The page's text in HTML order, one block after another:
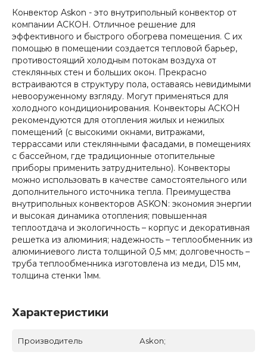
Конвектор Askon - это внутрипольный конвектор от
компании АСКОН. Отличное решение для
эффективного и быстрого обогрева помещения. С их
помощью в помещении создается тепловой барьер,
противостоящий холодным потокам воздуха от
стеклянных стен и больших окон. Прекрасно
встраиваются в структуру пола, оставаясь невидимыми
невооруженному взгляду. Могут применяться для
холодного кондиционирования. Конвекторы АСКОН
рекомендуются для отопления жилых и нежилых
помещений (с высокими окнами, витражами,
террассами или стеклянными фасадами, в помещениях
с бассейном, где традиционные отопительные
приборы применить затруднительно). Конвекторы
можно использовать в качестве самостоятельного или
дополнительного источника тепла. Преимущества
внутрипольных конвекторов ASKON: экономия энергии
и высокая динамика отопления; повышенная
теплоотдача и экологичность – корпус и декоративная
решетка из алюминия; надежность – теплообменник из
алюминиевого листа толщиной 0,5 мм; долговечность –
труба теплообменника изготовлена из меди, D15 мм,
толщина стенки 1мм.
Характеристики
Производитель Аskon;